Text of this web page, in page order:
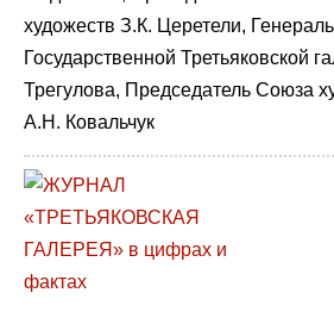
художеств З.К. Церетели,
Государственной Третьяковской
Трегулова, Председатель Союза
А.Н. Ковальчук